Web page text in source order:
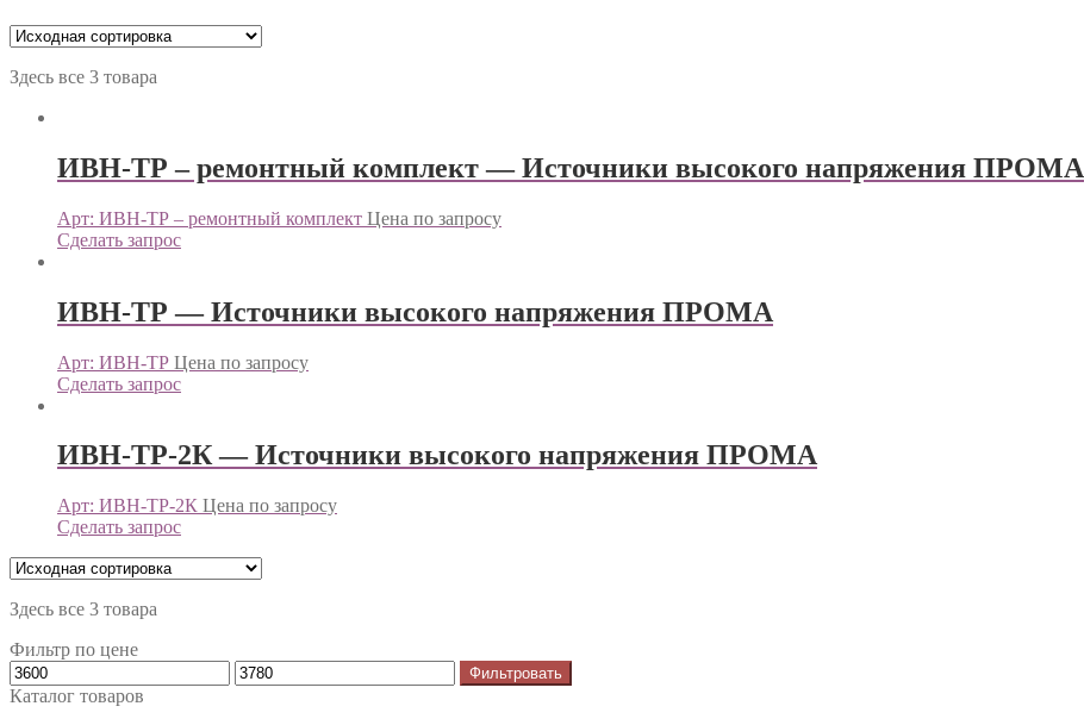
Здесь все 3 товара
ИВН-ТР – ремонтный комплект — Источники высокого напряжения ПРОМА
Арт: ИВН-ТР – ремонтный комплект Цена по запросу
Сделать запрос
ИВН-ТР — Источники высокого напряжения ПРОМА
Арт: ИВН-ТР Цена по запросу
Сделать запрос
ИВН-ТР-2К — Источники высокого напряжения ПРОМА
Арт: ИВН-ТР-2К Цена по запросу
Сделать запрос
Здесь все 3 товара
Фильтр по цене
Фильтровать
Каталог товаров